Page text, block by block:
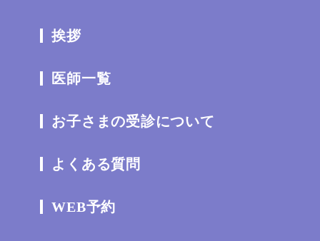
挨拶
医師一覧
お子さまの受診について
よくある質問
WEB予約